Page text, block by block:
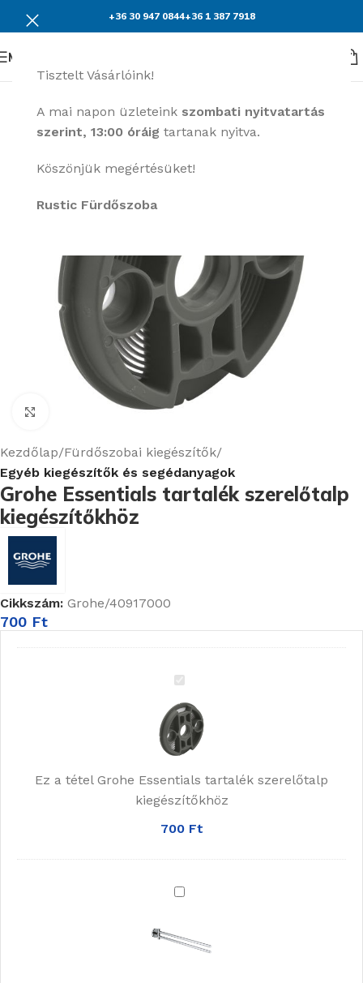
Tisztelt Vásárlóink!
A mai napon üzleteink szombati nyitvatartás
szerint, 13:00 óráig tartanak nyitva.
Köszönjük megértésüket!
Rustic Fürdőszoba
+36 30 947 0844+36 1 387 7918
Menü
Nagyításhoz kattints ide
Kezdőlap Fürdőszobai kiegészítők
Egyéb kiegészítők és segédanyagok
Grohe Essentials tartalék szerelőtalp
kiegészítőkhöz
Cikkszám: Grohe/40917000
700 Ft
Grohe
Essentials
tartalék
szerelőtalp
kiegészítőkhöz
Ez a tétel Grohe Essentials tartalék szerelőtalp
kiegészítőkhöz
700 Ft
Grohe
Ágú